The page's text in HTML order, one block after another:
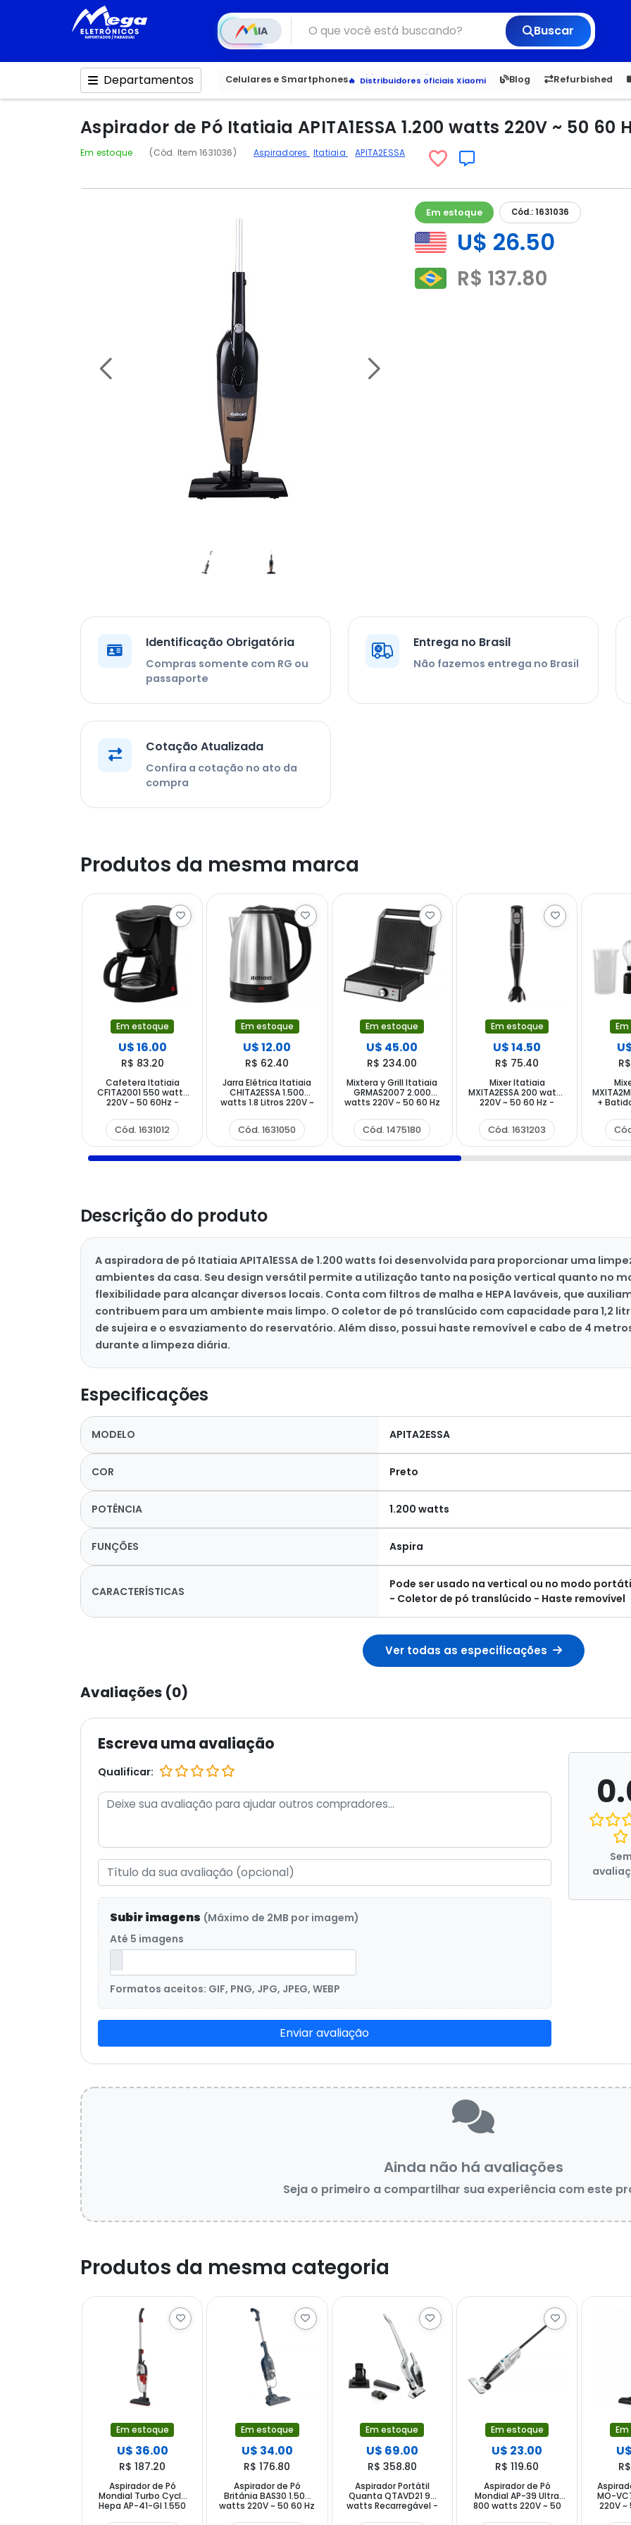
IA Buscar
Departamentos Celulares e Smartphones
Veja os Lançamentos
Distribuidores oficiais Xiaomi
Blog Refurbished
6,050 5.20 1,900
Aspirador de Pó Itatiaia APITA1ESSA 1.200 watts 220V ~ 50 60
Em estoque (Cód. Item 1631036) Aspiradores Itatiaia APITA2ESSA
Em estoque Cód.: 1631036
U$ 26.50
R$ 137.80
Identificação Obrigatória
Compras somente com RG ou
passaporte
Entrega no Brasil
Não fazemos entrega no Brasil
Cotação Atualizada
Confira a cotação no ato da
compra
Produtos da mesma marca
Em estoque
U$ 16.00
R$ 83.20
Cafetera Itatiaia
CFITA2001 550 watts
220V ~ 50 60Hz -
Cód. 1631012
Em estoque
U$ 12.00
R$ 62.40
Jarra Elétrica Itatiaia
CHITA2ESSA 1.500
watts 1.8 Litros 220V ~
Cód. 1631050
Em estoque
U$ 45.00
R$ 234.00
Mixtera y Grill Itatiaia
GRMAS2007 2.000
watts 220V ~ 50 60 Hz
Cód. 1475180
Em estoque
U$ 14.50
R$ 75.40
Mixer Itatiaia
MXITA2ESSA 200 watts
220V ~ 50 60 Hz -
Cód. 1631203
+
60Hz
Descrição do produto
A aspiradora de pó Itatiaia APITA1ESSA de 1.200 watts foi desenvolvida para proporcionar uma
ambientes da casa. Seu design versátil permite a utilização tanto na posição vertical quanto no
flexibilidade para alcançar diversos locais. Conta com filtros de malha e HEPA laváveis, que
contribuem para um ambiente mais limpo. O coletor de pó translúcido com capacidade para 1,2
de sujeira e o esvaziamento do reservatório. Além disso, possui haste removível e cabo de 4
durante a limpeza diária.
Especificações
MODELO APITA2ESSA
COR Preto
POTÊNCIA 1.200 watts
FUNÇÕES Aspira
CARACTERÍSTICAS
Pode ser usado na vertical ou no modo
- Coletor de pó translúcido - Haste removível
Ver todas as especificações
Avaliações (0)
Escreva uma avaliação
Qualificar:
Subir imagens (Máximo de 2MB por imagem)
Até 5 imagens
Formatos aceitos: GIF, PNG, JPG, JPEG, WEBP
Enviar avaliação
Sem
Ainda não há avaliações
Seja o primeiro a compartilhar sua experiência com este
Produtos da mesma categoria
Em estoque
U$ 36.00
R$ 187.20
Aspirador de Pó
Mondial Turbo Cycle
Hepa AP-41-GI 1.550
Em estoque
U$ 34.00
R$ 176.80
Aspirador de Pó
Britânia BAS30 1.500
watts 220V ~ 50 60 Hz
Em estoque
U$ 69.00
R$ 358.80
Aspirador Portátil
Quanta QTAVD21 90
watts Recarregável -
Em estoque
U$ 23.00
R$ 119.60
Aspirador de Pó
Mondial AP-39 Ultra
800 watts 220V ~ 50
MO-
220V